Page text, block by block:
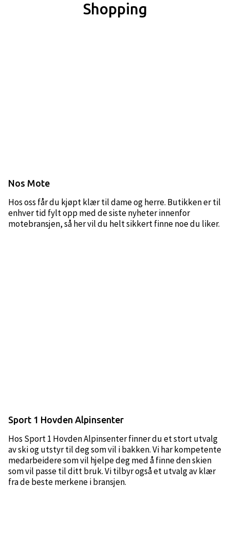
Shopping
Nos Mote
Hos oss får du kjøpt klær til dame og herre. Butikken er til
enhver tid fylt opp med de siste nyheter innenfor
motebransjen, så her vil du helt sikkert finne noe du liker.
Sport 1 Hovden Alpinsenter
Hos Sport 1 Hovden Alpinsenter finner du et stort utvalg
av ski og utstyr til deg som vil i bakken. Vi har kompetente
medarbeidere som vil hjelpe deg med å finne den skien
som vil passe til ditt bruk. Vi tilbyr også et utvalg av klær
fra de beste merkene i bransjen.